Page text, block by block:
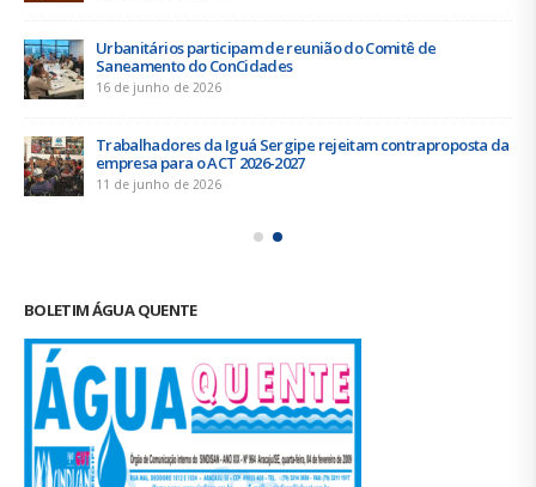
Urbanitários participam de reunião do Comitê de
Saneamento do ConCidades
16 de junho de 2026
Trabalhadores da Iguá Sergipe rejeitam contraproposta da
empresa para o ACT 2026-2027
11 de junho de 2026
BOLETIM ÁGUA QUENTE